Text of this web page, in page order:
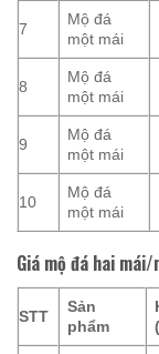
7
Mộ đá
một mái
8
Mộ đá
một mái
9
Mộ đá
một mái
10
Mộ đá
một mái
Giá mộ đá hai
STT
Sản
phẩm